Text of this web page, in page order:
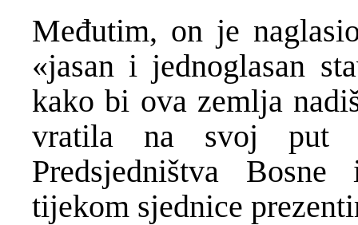
Međutim, on je
«jasan i jednoglasan
kako bi ova zemlja
vratila na svoj put
Predsjedništva
tijekom sjednice